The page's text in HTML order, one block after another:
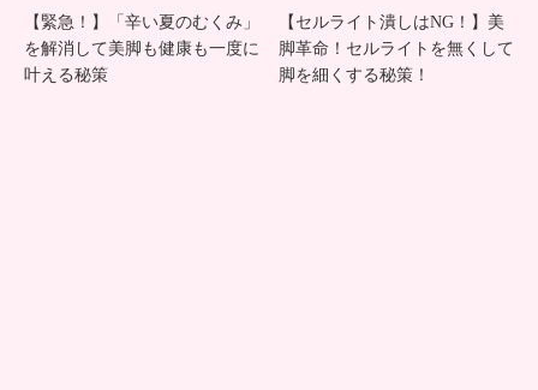
の調 ５つ
【緊急！】「辛い夏のむくみ」
を解消して美脚も健康も一度に
叶える秘策
【セルライト潰しはNG！】美
脚革命！セルライトを無くして
脚を細くする秘策！